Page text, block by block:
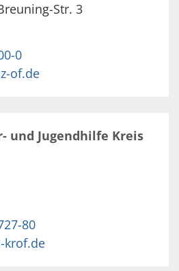
Str. 3
0
of.de
und Jugendhilfe Kreis
80
krof.de